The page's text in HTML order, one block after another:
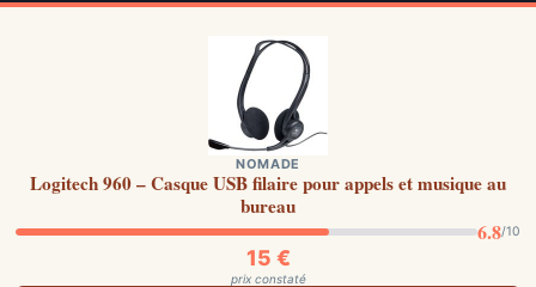
NOMADE
Logitech 960 – Casque USB filaire pour appels et musique au
bureau
6.8/10
15 €
prix constaté